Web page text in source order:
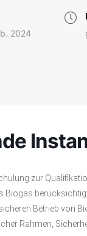
2024
zur
Biogas
Betrieb von
Rahmen,